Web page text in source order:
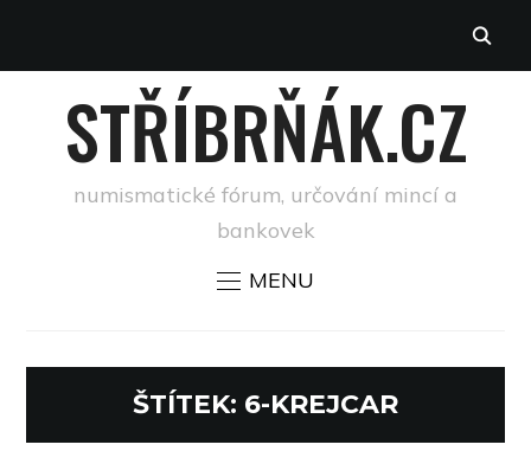
STŘÍBRŇÁK.CZ
numismatické fórum, určování mincí a
bankovek
MENU
ŠTÍTEK: 6-KREJCAR